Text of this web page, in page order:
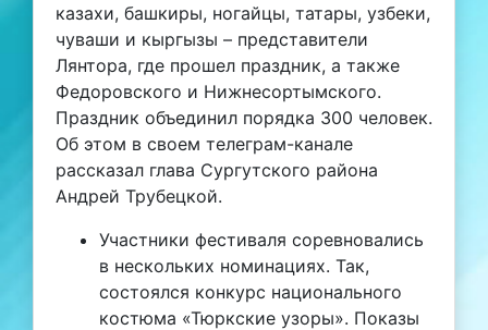
казахи, башкиры, ногайцы, татары, узбеки,
чуваши и кыргызы – представители
Лянтора, где прошел праздник, а также
Федоровского и Нижнесортымского.
Праздник объединил порядка 300 человек.
Об этом в своем телеграм-канале
рассказал глава Сургутского района
Андрей Трубецкой.
Участники фестиваля соревновались
в нескольких номинациях. Так,
состоялся конкурс национального
костюма «Тюркские узоры». Показы